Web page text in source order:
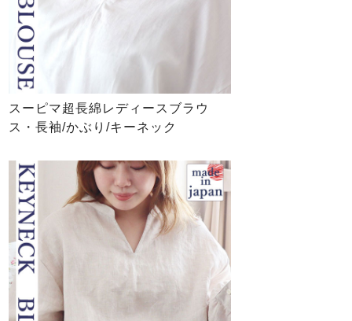
スーピマ超長綿レディースブラウ
ス・長袖/かぶり/キーネック